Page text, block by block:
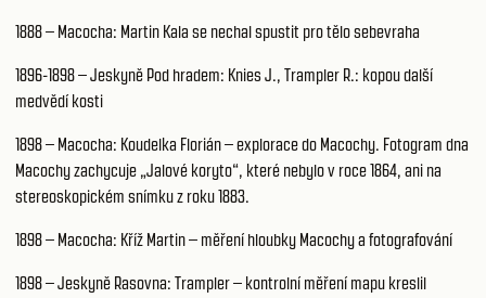
1888 – Macocha: Martin Kala se nechal spustit pro tělo sebevraha
1896-1898 – Jeskyně Pod hradem: Knies J., Trampler R.: kopou další
medvědí kosti
1898 – Macocha: Koudelka Florián – explorace do Macochy. Fotogram dna
Macochy zachycuje „Jalové koryto“, které nebylo v roce 1864, ani na
stereoskopickém snímku z roku 1883.
1898 – Macocha: Kříž Martin – měření hloubky Macochy a fotografování
1898 – Jeskyně Rasovna: Trampler – kontrolní měření mapu kreslil